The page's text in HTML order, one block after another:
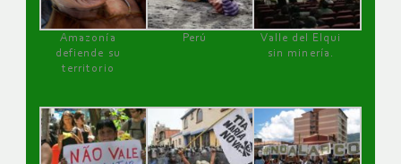
Amazonía
defiende su
territorio
Perú
Valle del Elqui
sin minería.